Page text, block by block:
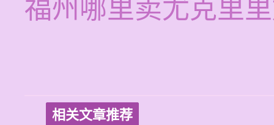
福州哪里卖尤克里
相关文章推荐